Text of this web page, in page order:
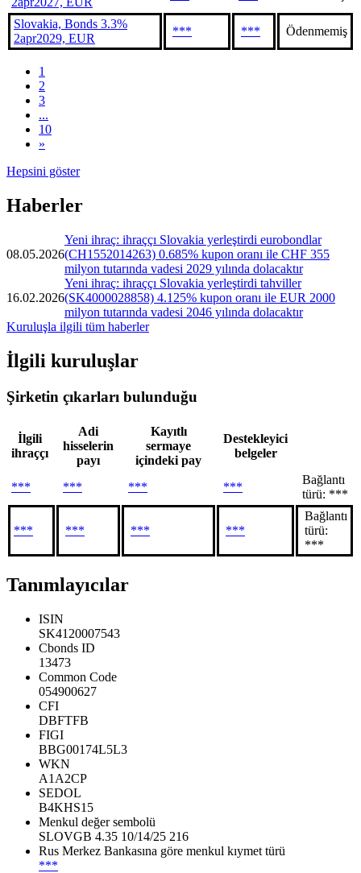
Slovakia, Bonds 3.3%
2apr2029, EUR
*** *** Ödenmemiş
1
2
3
...
10
»
Hepsini göster
Haberler
08.05.2026
Yeni ihraç: ihraççı Slovakia yerleştirdi eurobondlar
(CH1552014263) 0.685% kupon oranı ile CHF 355
milyon tutarında vadesi 2029 yılında dolacaktır
16.02.2026
Yeni ihraç: ihraççı Slovakia yerleştirdi tahviller
(SK4000028858) 4.125% kupon oranı ile EUR 2000
milyon tutarında vadesi 2046 yılında dolacaktır
Kuruluşla ilgili tüm haberler
İlgili kuruluşlar
Şirketin çıkarları bulunduğu
İlgili
ihraççı
Adi
hisselerin
payı
Kayıtlı
sermaye
içindeki pay
Destekleyici
belgeler
*** *** *** ***
Bağlantı
türü: ***
*** *** *** ***
Bağlantı
türü:
***
Tanımlayıcılar
ISIN
SK4120007543
Cbonds ID
13473
Common Code
054900627
CFI
DBFTFB
FIGI
BBG00174L5L3
WKN
A1A2CP
SEDOL
B4KHS15
Menkul değer sembolü
SLOVGB 4.35 10/14/25 216
Rus Merkez Bankasına göre menkul kıymet türü
***